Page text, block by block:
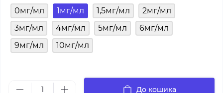
0мг/мл
1мг/мл 1,5мг/мл
2мг/мл
3мг/мл
4мг/мл 5мг/мл
6мг/мл
9мг/мл
10мг/мл
До кошика